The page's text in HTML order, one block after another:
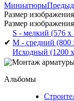
Миниатюры
Размер изображения
Размер изображения
S - мелкий (576 x
✔ M - средний (800
Исходный (1200
Альбомы